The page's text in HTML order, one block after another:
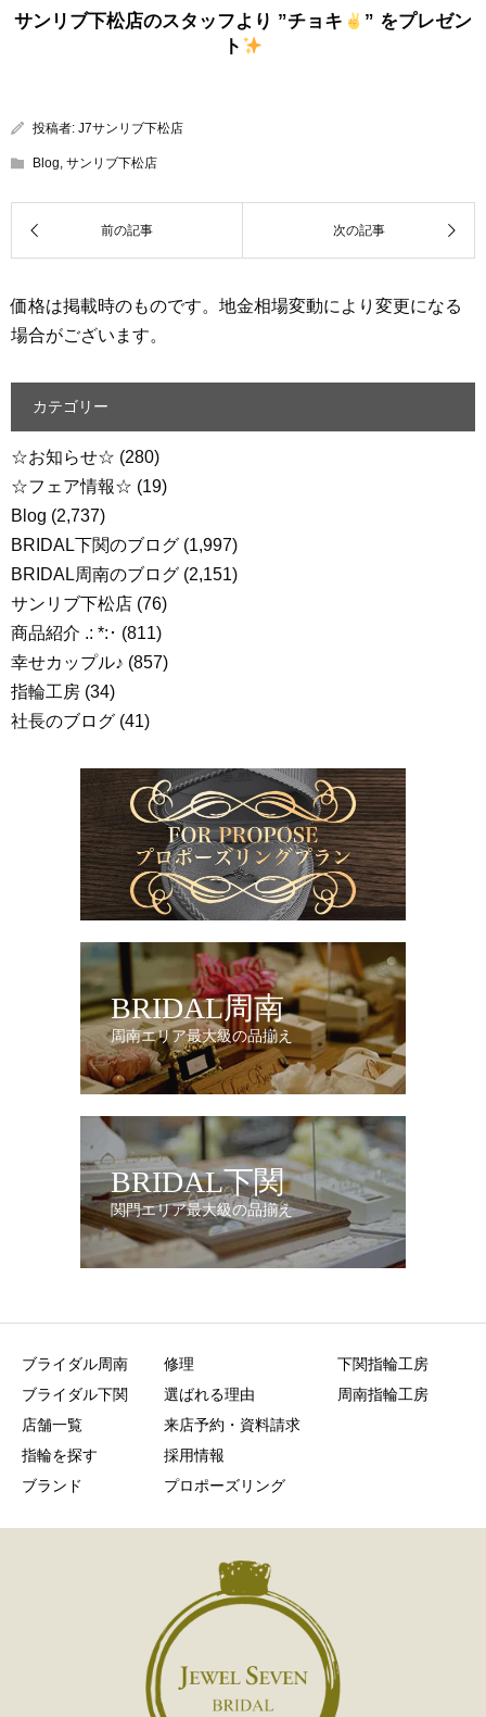
サンリブ下松店のスタッフより ”チョキ
” をプレゼン
ト
投稿者: J7サンリブ下松店
Blog, サンリブ下松店
価格は掲載時のものです。地金相場変動により変更になる
場合がございます。
カテゴリー
☆お知らせ☆ (280)
☆フェア情報☆ (19)
Blog (2,737)
BRIDAL下関のブログ (1,997)
BRIDAL周南のブログ (2,151)
サンリブ下松店 (76)
商品紹介 .: *:･ (811)
幸せカップル♪ (857)
指輪工房 (34)
社長のブログ (41)
BRIDAL周南
周南エリア最大級の品揃え
BRIDAL下関
関門エリア最大級の品揃え
ブライダル周南
ブライダル下関
店舗一覧
指輪を探す
ブランド
修理
選ばれる理由
来店予約・資料請求
採用情報
プロポーズリング
下関指輪工房
周南指輪工房